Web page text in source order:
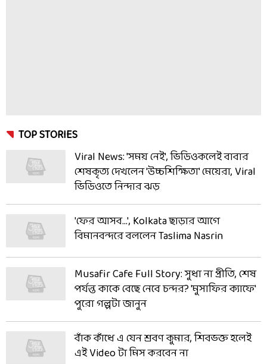
TOP STORIES
Viral News: 'সময় নেই', ভিডিওকলেই বাবার
শেষকৃত্য দেখলেন 'উচ্চশিক্ষিতা' মেয়েরা, Viral
ভিডিওতে নিন্দার ঝড়
'ফের আসব...', Kolkata ছাড়ার আগে
বিমানবন্দরে বললেন Taslima Nasrin
Musafir Cafe Full Story: সুধা না প্রীতি, শেষ
পর্যন্ত কাকে বেছে নেবে চন্দর? 'মুসাফির ক্যাফে'
পুরো গল্পটা জানুন
বাঁক কাঁধে এ যেন শ্রবণ কুমার, শিবভক্ত হলেই
এই Video টা মিস করবেন না